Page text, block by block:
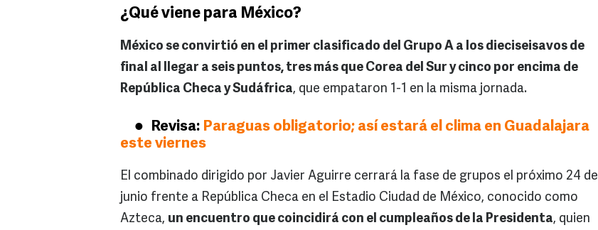
¿Qué viene para México?
México se convirtió en el primer clasificado del Grupo A a los dieciseisavos de
final al llegar a seis puntos, tres más que Corea del Sur y cinco por encima de
República Checa y Sudáfrica, que empataron 1-1 en la misma jornada.
Revisa: Paraguas obligatorio; así estará el clima en Guadalajara
este viernes
El combinado dirigido por Javier Aguirre cerrará la fase de grupos el próximo 24 de
junio frente a República Checa en el Estadio Ciudad de México, conocido como
Azteca, un encuentro que coincidirá con el cumpleaños de la Presidenta, quien